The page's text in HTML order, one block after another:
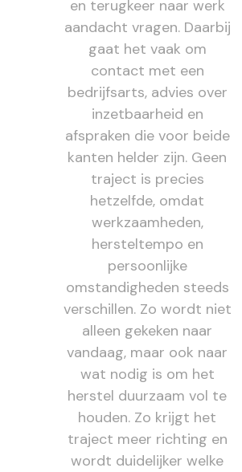
en terugkeer naar werk
aandacht vragen. Daarbij
gaat het vaak om
contact met een
bedrijfsarts, advies over
inzetbaarheid en
afspraken die voor beide
kanten helder zijn. Geen
traject is precies
hetzelfde, omdat
werkzaamheden,
hersteltempo en
persoonlijke
omstandigheden steeds
verschillen. Zo wordt niet
alleen gekeken naar
vandaag, maar ook naar
wat nodig is om het
herstel duurzaam vol te
houden. Zo krijgt het
traject meer richting en
wordt duidelijker welke